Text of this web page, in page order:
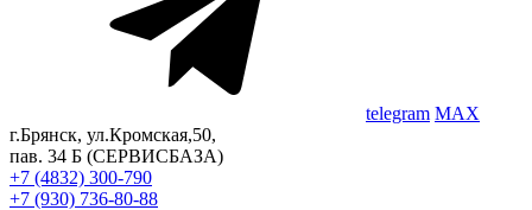
telegram MAX
г.Брянск, ул.Кромская,50,
пав. 34 Б (СЕРВИСБАЗА)
+7 (4832) 300-790
+7 (930) 736-80-88